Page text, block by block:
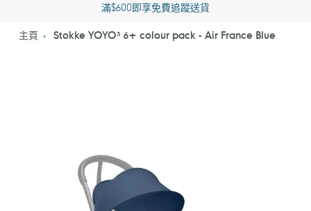
滿$600即享免費追蹤送貨
主頁 Stokke YOYO³ 6+ colour pack - Air France Blue